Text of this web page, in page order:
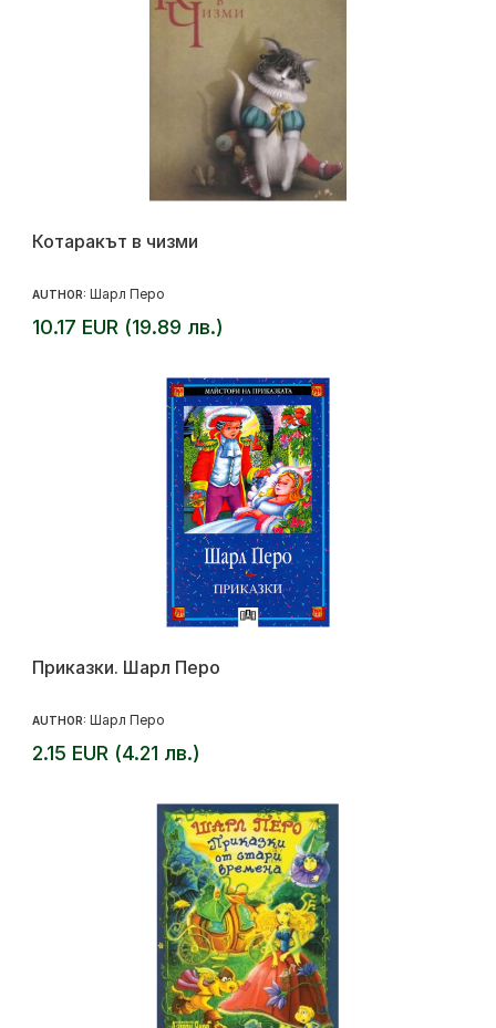
Котаракът в чизми
AUTHOR: Шарл Перо
10.17 EUR (19.89 лв.)
Приказки. Шарл Перо
AUTHOR: Шарл Перо
2.15 EUR (4.21 лв.)